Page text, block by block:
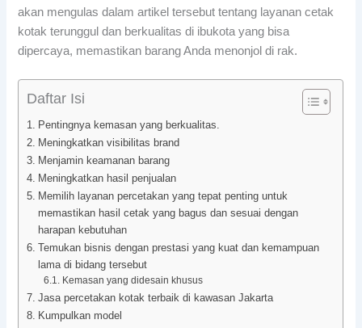
akan mengulas dalam artikel tersebut tentang layanan cetak
kotak terunggul dan berkualitas di ibukota yang bisa
dipercaya, memastikan barang Anda menonjol di rak.
Daftar Isi
Pentingnya kemasan yang berkualitas.
Meningkatkan visibilitas brand
Menjamin keamanan barang
Meningkatkan hasil penjualan
Memilih layanan percetakan yang tepat penting untuk
memastikan hasil cetak yang bagus dan sesuai dengan
harapan kebutuhan
Temukan bisnis dengan prestasi yang kuat dan kemampuan
lama di bidang tersebut
Kemasan yang didesain khusus
Jasa percetakan kotak terbaik di kawasan Jakarta
Kumpulkan model